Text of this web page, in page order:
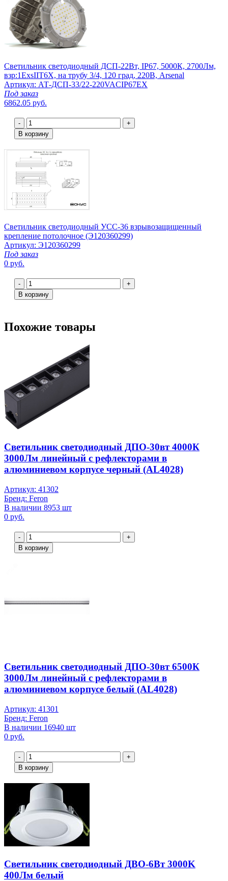
Светильник светодиодный ДСП-22Вт, IP67, 5000К, 2700Лм,
взр:1ExsIIT6X, на трубу 3/4, 120 град, 220В, Arsenal
Артикул: АТ-ДСП-33/22-220VACIP67EX
Под заказ
6862.05 руб.
-
+
В корзину
Светильник светодиодный УСС-36 взрывозащищенный
крепление потолочное (Э120360299)
Артикул: Э120360299
Под заказ
0 руб.
-
+
В корзину
Похожие товары
Светильник светодиодный ДПО-30вт 4000К
3000Лм линейный с рефлекторами в
алюминиевом корпусе черный (AL4028)
Артикул: 41302
Бренд: Feron
В наличии 8953 шт
0 руб.
-
+
В корзину
Светильник светодиодный ДПО-30вт 6500К
3000Лм линейный с рефлекторами в
алюминиевом корпусе белый (AL4028)
Артикул: 41301
Бренд: Feron
В наличии 16940 шт
0 руб.
-
+
В корзину
Светильник светодиодный ДВО-6Вт 3000K
400Лм белый